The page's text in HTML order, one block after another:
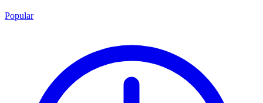
Popular